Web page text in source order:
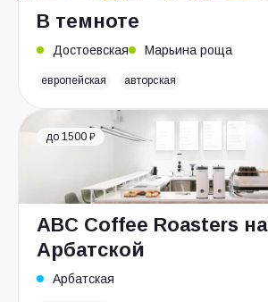
В темноте
Достоевская Марьина роща
европейская авторская
до 1500 ₽
ABC Coffee Roasters на
Арбатской
Арбатская